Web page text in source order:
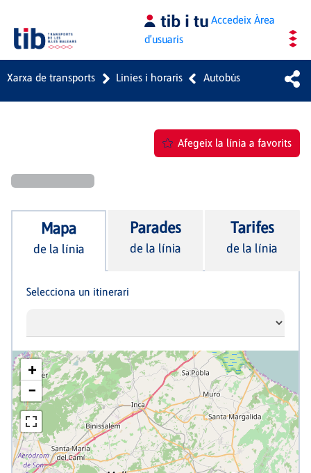
AccedeixÀrea
d'usuaris
Xarxa de transports Linies i horaris Autobús
Afegeix la línia a favorits
Mapa
de la línia
Parades
de la línia
Tarifes
de la línia